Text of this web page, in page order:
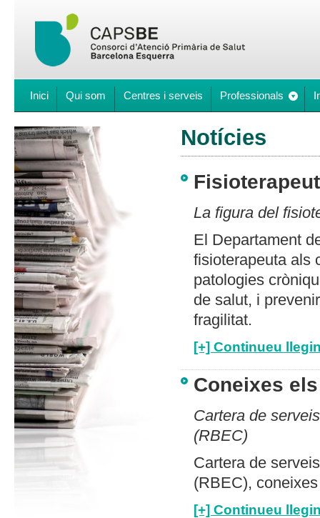
Inici Qui som Centres i serveis Professionals
Notícies
La figura del
El Departament
fisioterapeuta als
patologies
de salut, i
fragilitat.
[+] Continueu
Coneixes
Cartera de
(RBEC)
Cartera de
(RBEC),
[+] Continueu